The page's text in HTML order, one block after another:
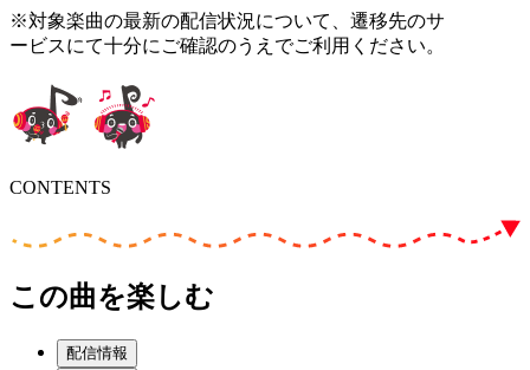
※対象楽曲の最新の配信状況について、遷移先のサ
ービスにて十分にご確認のうえでご利用ください。
CONTENTS
この曲を楽しむ
配信情報